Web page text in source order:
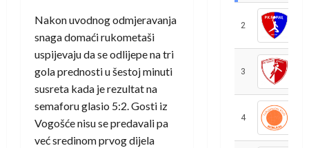
Nakon uvodnog odmjeravanja
snaga domaći rukometaši
uspijevaju da se odlijepe na tri
gola prednosti u šestoj minuti
susreta kada je rezultat na
semaforu glasio 5:2. Gosti iz
Vogošće nisu se predavali pa
već sredinom prvog dijela
2
3
4